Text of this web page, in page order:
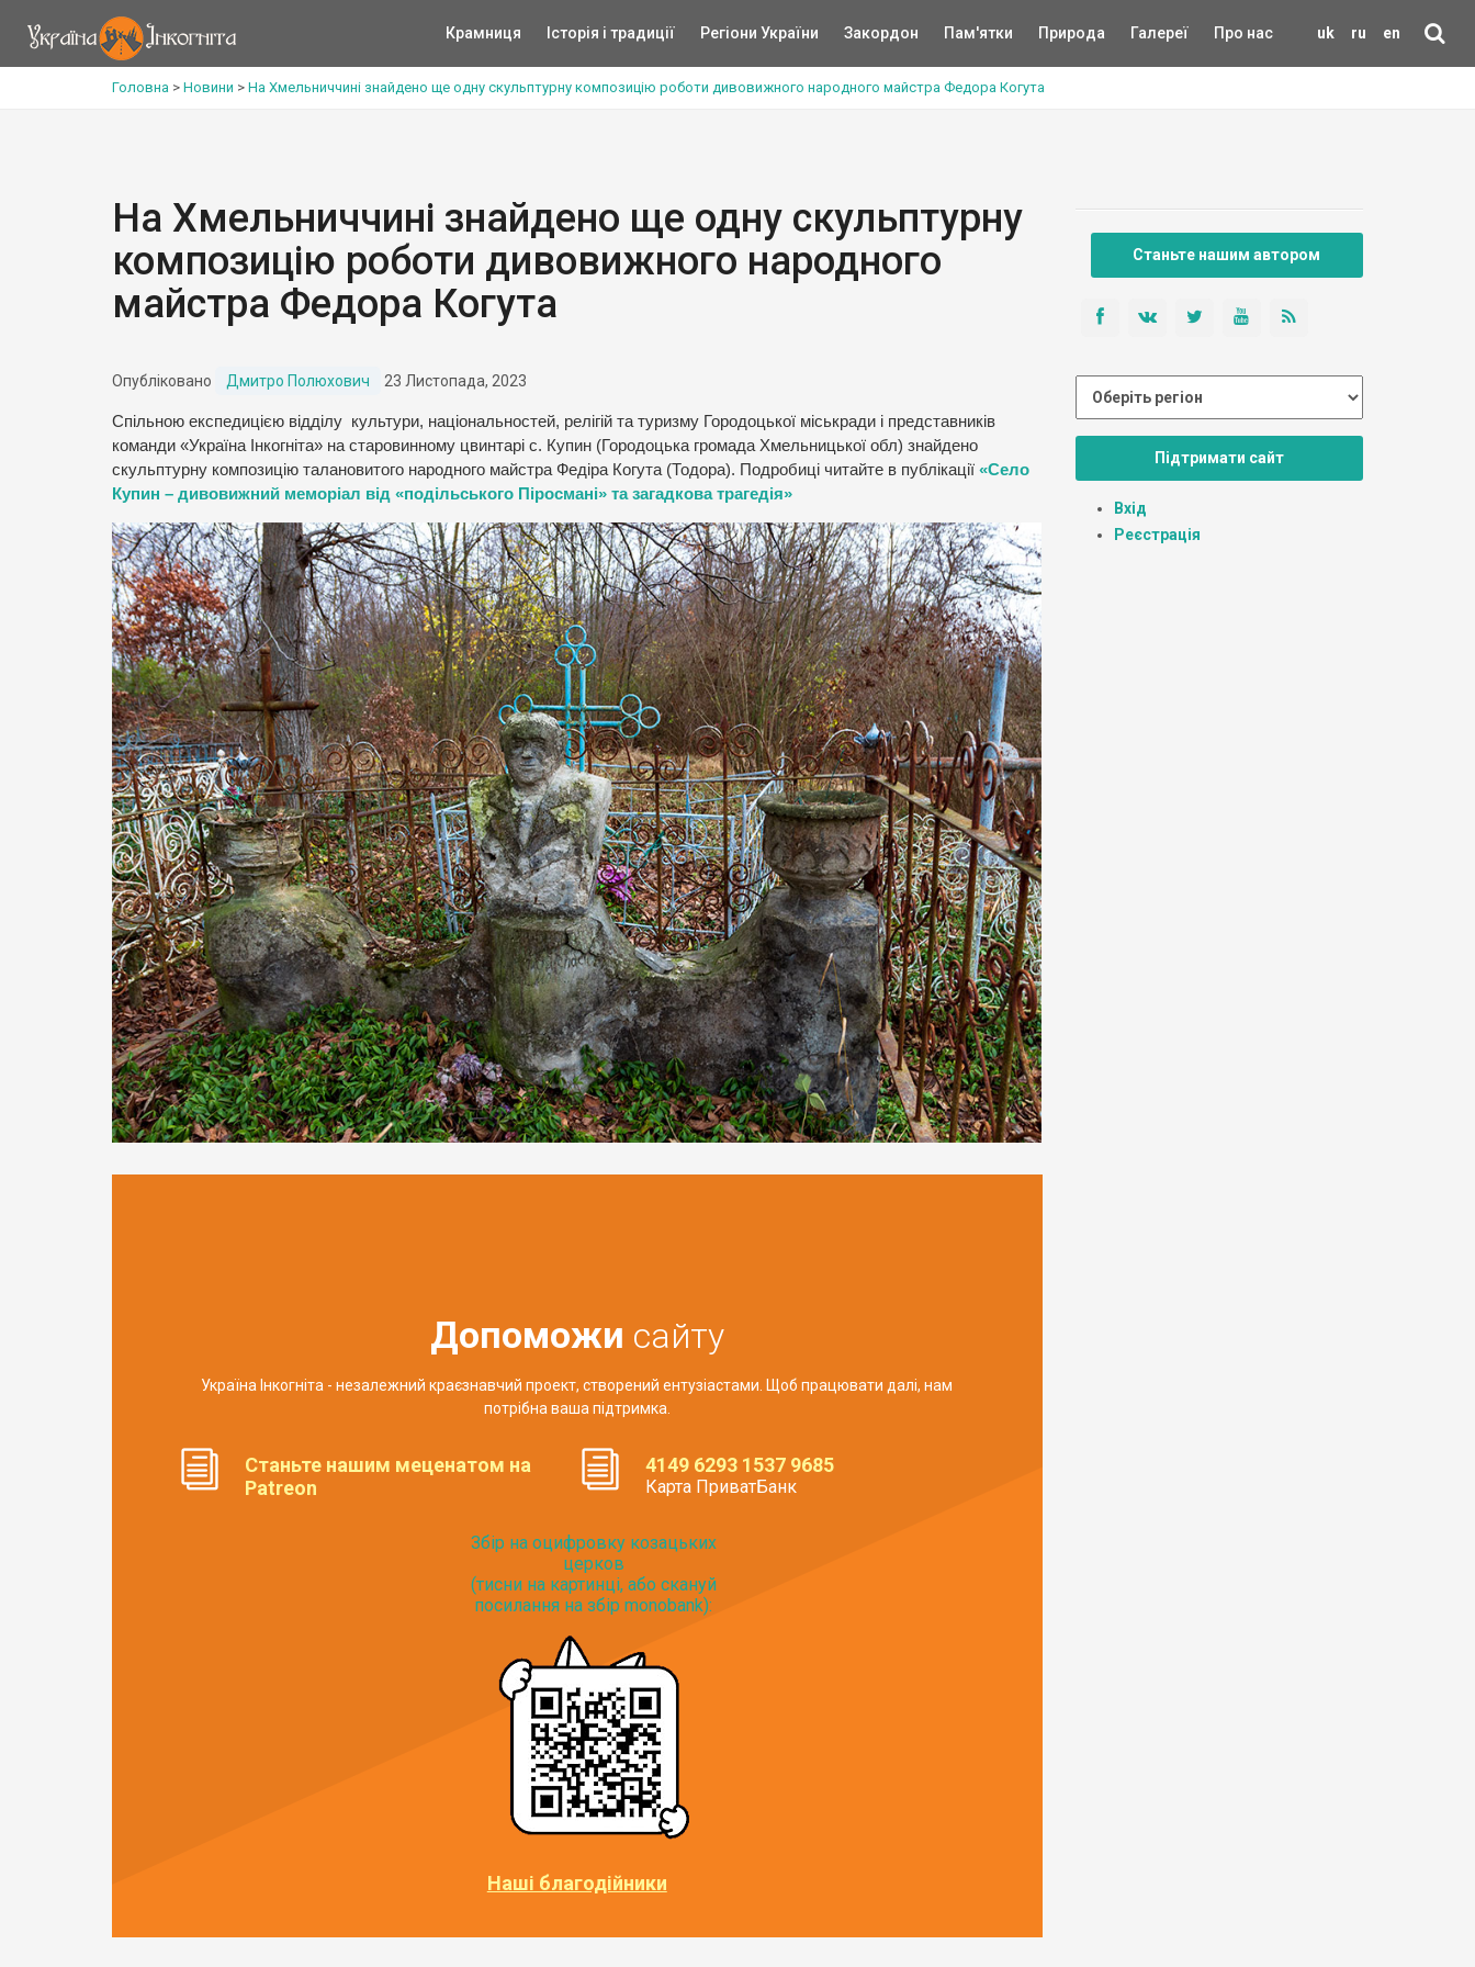
uk ru en
Крамниця Історія і традиції Регіони України Закордон Пам'ятки Природа Галереї Про нас
Головна > Новини > На Хмельниччині знайдено ще одну скульптурну композицію роботи дивовижного народного майстра Федора Когута
На Хмельниччині знайдено ще одну скульптурну
композицію роботи дивовижного народного
майстра Федора Когута
Опубліковано Дмитро Полюхович 23 Листопада, 2023
Спільною експедицією відділу культури, національностей, релігій та туризму Городоцької міськради і представників
команди «Україна Інкогніта» на старовинному цвинтарі с. Купин (Городоцька громада Хмельницької обл) знайдено
скульптурну композицію талановитого народного майстра Федіра Когута (Тодора). Подробиці читайте в публікації «Село
Купин – дивовижний меморіал від «подільського Піросмані» та загадкова трагедія»
Допоможи сайту
Україна Інкогніта - незалежний краєзнавчий проект, створений ентузіастами. Щоб працювати далі, нам
потрібна ваша підтримка.
Станьте нашим меценатом на
Patreon
4149 6293 1537 9685
Карта ПриватБанк
Збір на оцифровку козацьких
церков
(тисни на картинці, або скануй
посилання на збір monobank):
Наші благодійники
Станьте нашим автором
Підтримати сайт
Вхід
Реєстрація